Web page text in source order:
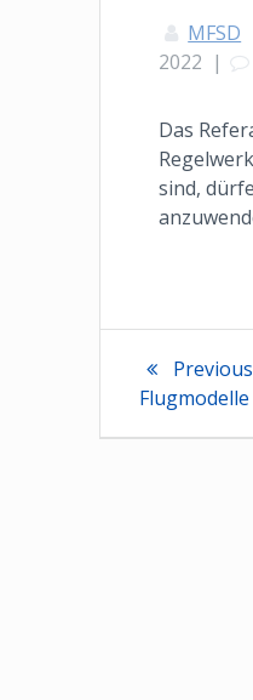
MFSD
2022 |
Das
sind,
Flugmodelle